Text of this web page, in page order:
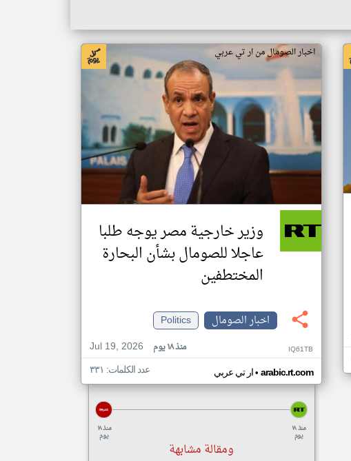
اخبار الصومال من ار تي عربي
وزير خارجية مصر يوجه طلبا
عاجلا للصومال بشأن البحارة
المختطفين
اخبار الصومال
Politics
Jul 19, 2026
منذ ١٨ يوم IQ61TB
ار تي عربي• arabic.rt.com عدد الكلمات: ٣٣١
منذ ١٨
يوم
منذ ١٨
يوم
ومقالة مشابهة